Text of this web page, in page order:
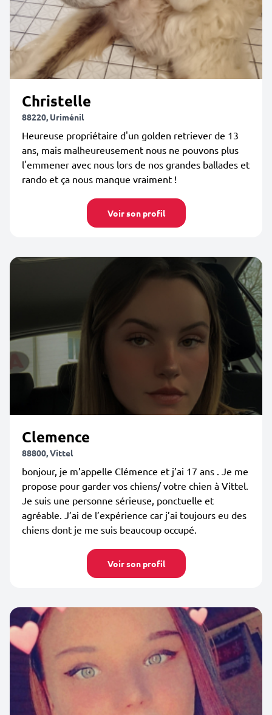
Christelle
88220, Uriménil
Heureuse propriétaire d'un golden retriever de 13
ans, mais malheureusement nous ne pouvons plus
l'emmener avec nous lors de nos grandes ballades et
rando et ça nous manque vraiment !
Voir son profil
Clemence
88800, Vittel
bonjour, je m’appelle Clémence et j’ai 17 ans . Je me
propose pour garder vos chiens/ votre chien à Vittel.
Je suis une personne sérieuse, ponctuelle et
agréable. J’ai de l’expérience car j’ai toujours eu des
chiens dont je me suis beaucoup occupé.
Voir son profil